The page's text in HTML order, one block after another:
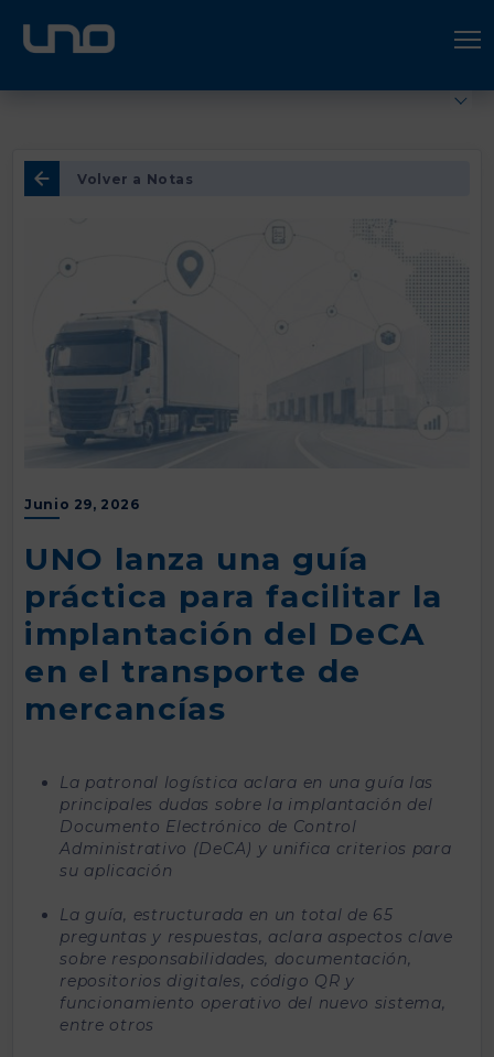
ÚNETE A UNO LOGÍSTICA
Volver a Notas
Junio 29, 2026
UNO lanza una guía
práctica para facilitar la
implantación del DeCA
en el transporte de
mercancías
La patronal logística aclara en una guía las
principales dudas sobre la implantación del
Documento Electrónico de Control
Administrativo (DeCA) y unifica criterios para
su aplicación
La guía, estructurada en un total de 65
preguntas y respuestas, aclara aspectos clave
sobre responsabilidades, documentación,
repositorios digitales, código QR y
funcionamiento operativo del nuevo sistema,
entre otros